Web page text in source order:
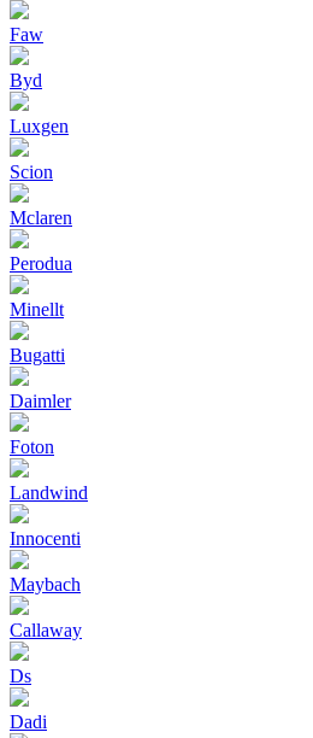
Faw
Byd
Luxgen
Scion
Mclaren
Perodua
Minellt
Bugatti
Daimler
Foton
Landwind
Innocenti
Maybach
Callaway
Ds
Dadi